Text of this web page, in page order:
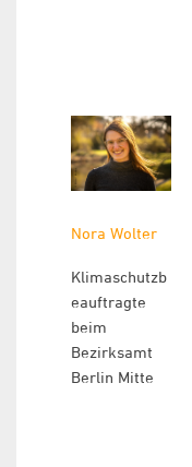
Nora Wolter
Klimaschutzb
eauftragte
beim
Bezirksamt
Berlin Mitte